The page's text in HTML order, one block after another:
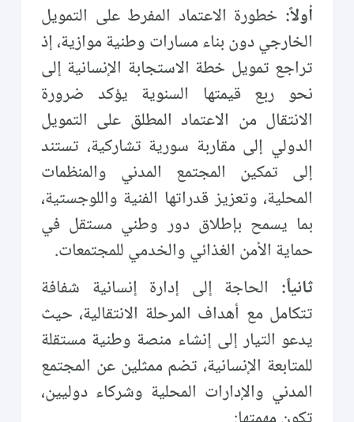
أولاً: خطورة الاعتماد المفرط على التمويل
الخارجي دون بناء مسارات وطنية موازية، إذ
تراجع تمويل خطة الاستجابة الإنسانية إلى
نحو ربع قيمتها السنوية يؤكد ضرورة
الانتقال من الاعتماد المطلق على التمويل
الدولي إلى مقاربة سورية تشاركية، تستند
إلى تمكين المجتمع المدني والمنظمات
المحلية، وتعزيز قدراتها الفنية واللوجستية،
بما يسمح بإطلاق دور وطني مستقل في
حماية الأمن الغذائي والخدمي للمجتمعات.
ثانياً: الحاجة إلى إدارة إنسانية شفافة
تتكامل مع أهداف المرحلة الانتقالية، حيث
يدعو التيار إلى إنشاء منصة وطنية مستقلة
للمتابعة الإنسانية، تضم ممثلين عن المجتمع
المدني والإدارات المحلية وشركاء دوليين،